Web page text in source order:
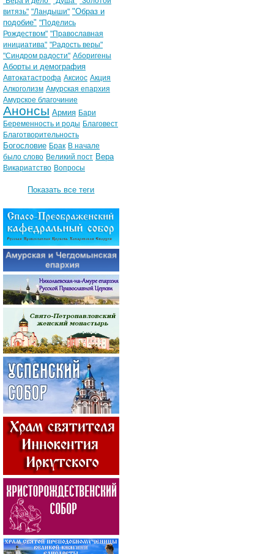
витязь" "Ландыши" "Образ и
подобие" "Поделись
Рождеством" "Православная
инициатива" "Радость веры"
"Синдром радости" Аборигены
Аборты и демография
Автокатастрофа Аксиос Акция
Алкоголизм Амурская епархия
Амурское благочиние
Анонсы Армия Бари
Беременность и роды Благовест
Благотворительность
Богословие Брак В начале
было слово Великий пост Вера
Викариатство Вопросы
Показать все теги